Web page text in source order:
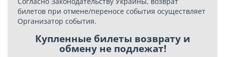
билетов при отмене/переносе события осуществляет
Организатор события.
Купленные билеты возврату и
обмену не подлежат!